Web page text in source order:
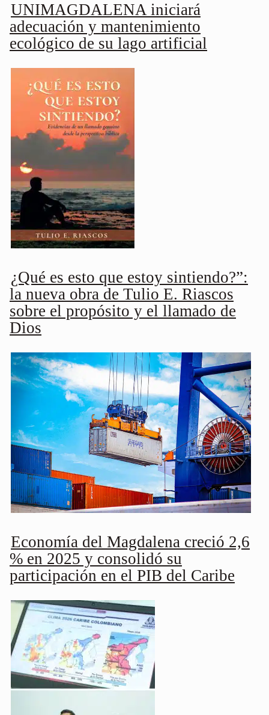
UNIMAGDALENA iniciará
adecuación y mantenimiento
ecológico de su lago artificial
¿Qué es esto que estoy sintiendo?”:
la nueva obra de Tulio E. Riascos
sobre el propósito y el llamado de
Dios
Economía del Magdalena creció 2,6
% en 2025 y consolidó su
participación en el PIB del Caribe